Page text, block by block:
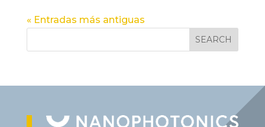
« Entradas más antiguas
SEARCH